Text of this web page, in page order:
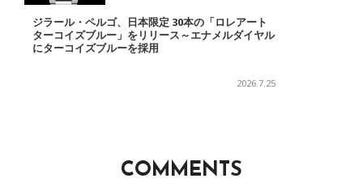
ジラール・ペルゴ、日本限定 30本の「ロレアート
ターコイズブルー」をリリース～エナメルダイヤル
にターコイズブルーを採用
2026.7.25
COMMENTS